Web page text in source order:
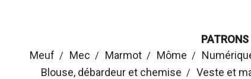
PATRONS
Meuf
Mec Marmot Môme
Blouse, débardeur et chemise
Veste et